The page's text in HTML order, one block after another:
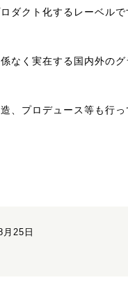
ダクト化するレーベルで
なく実在する国内外の
、プロデュース等も行っ
25日